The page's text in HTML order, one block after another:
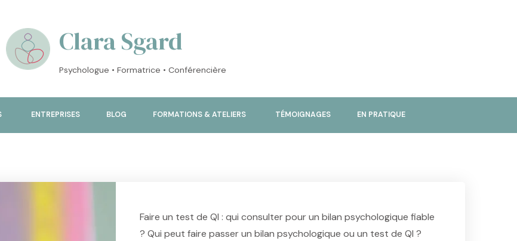
Clara Sgard
Psychologue • Formatrice • Conférencière
ENTREPRISES BLOG FORMATIONS & ATELIERS TÉMOIGNAGES EN PRATIQUE
Faire un test de QI : qui consulter pour un bilan psychologique fiable
? Qui peut faire passer un bilan psychologique ou un test de QI ?